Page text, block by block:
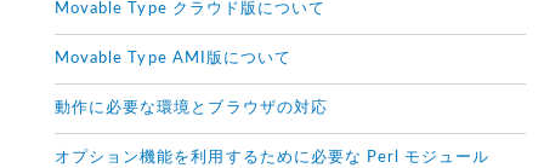
Movable Type クラウド版について
Movable Type AMI版について
動作に必要な環境とブラウザの対応
オプション機能を利用するために必要な Perl モジュール